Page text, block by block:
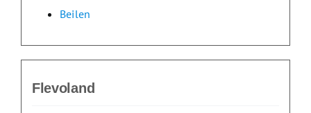
Beilen
Flevoland